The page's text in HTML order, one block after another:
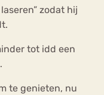
zodat hij
tot idd een
te genieten, nu